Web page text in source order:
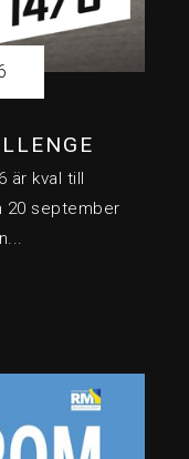
är kval till
20 september